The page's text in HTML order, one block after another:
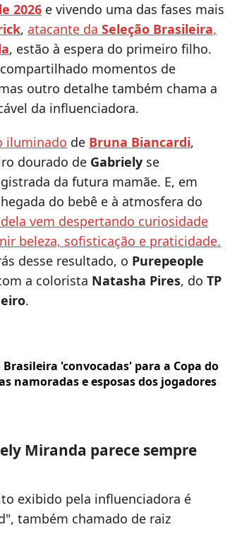
2026 e vivendo uma das fases mais
, atacante da Seleção Brasileira,
, estão à espera do primeiro filho.
momentos de
outro detalhe também chama a
da influenciadora.
iluminado de Bruna Biancardi,
dourado de Gabriely se
da futura mamãe. E, em
do bebê e à atmosfera do
vem despertando curiosidade
beleza, sofisticação e praticidade.
desse resultado, o Purepeople
a colorista Natasha Pires, do TP
.
Brasileira 'convocadas' para a Copa do
namoradas e esposas dos jogadores
Miranda parece sempre
exibido pela influenciadora é
também chamado de raiz